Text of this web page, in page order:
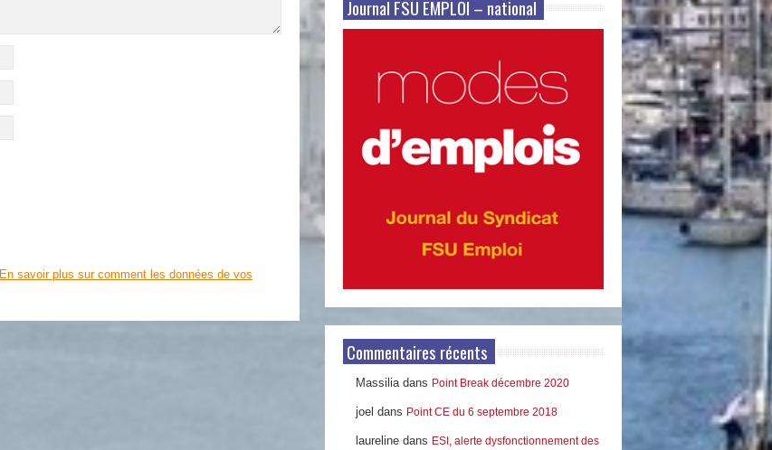
En savoir plus sur comment les données de vos
Journal FSU EMPLOI – national
Commentaires récents
Massilia dans Point Break décembre 2020
joel dans Point CE du 6 septembre 2018
laureline dans ESI, alerte dysfonctionnement des